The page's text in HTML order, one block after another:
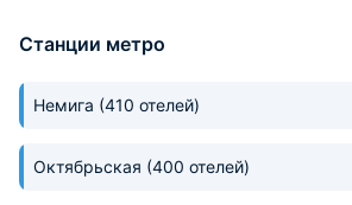
Станции метро
Немига (410 отелей)
Октябрьская (400 отелей)